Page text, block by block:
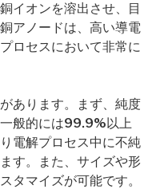
イオンを溶出させ、目
アノードは、高い導電
ロセスにおいて非常に
あります。まず、純度
般的には99.9%以上
電解プロセス中に不純
す。また、サイズや形
タマイズが可能です。